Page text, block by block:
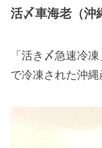
活〆車海老（沖
「活き〆急速冷
で冷凍された沖縄